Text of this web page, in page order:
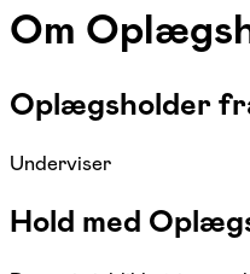
Om
Oplægsholder
Underviser
Hold med